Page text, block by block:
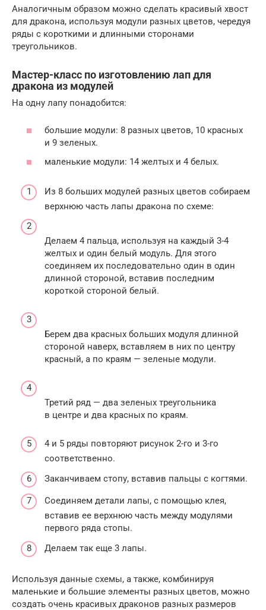
Аналогичным образом можно сделать красивый хвост
для дракона, используя модули разных цветов, чередуя
ряды с короткими и длинными сторонами
треугольников.
Мастер-класс по изготовлению лап для
дракона из модулей
На одну лапу понадобится:
большие модули: 8 разных цветов, 10 красных
и 9 зеленых.
маленькие модули: 14 желтых и 4 белых.
Из 8 больших модулей разных цветов собираем
верхнюю часть лапы дракона по схеме:
Делаем 4 пальца, используя на каждый 3-4
желтых и один белый модуль. Для этого
соединяем их последовательно один в один
длинной стороной, вставив последним
короткой стороной белый.
Берем два красных больших модуля длинной
стороной наверх, вставляем в них по центру
красный, а по краям — зеленые модули.
Третий ряд — два зеленых треугольника
в центре и два красных по краям.
4 и 5 ряды повторяют рисунок 2-го и 3-го
соответственно.
Заканчиваем стопу, вставив пальцы с когтями.
Соединяем детали лапы, с помощью клея,
вставив ее верхнюю часть между модулями
первого ряда стопы.
Делаем так еще 3 лапы.
Используя данные схемы, а также, комбинируя
маленькие и большие элементы разных цветов, можно
создать очень красивых драконов разных размеров